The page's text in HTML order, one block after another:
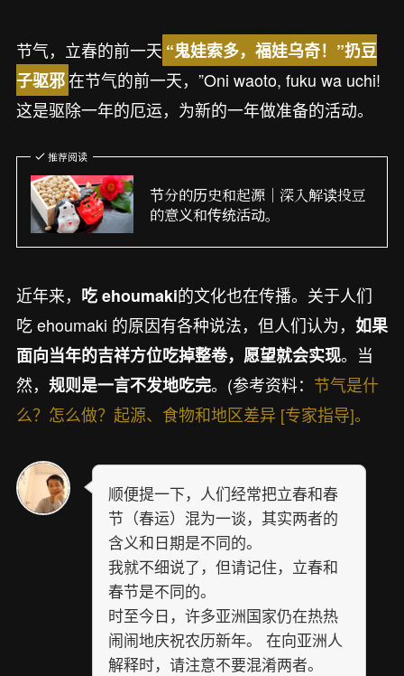
节气，立春的前一天 “鬼娃索多，福娃乌奇！”扔豆
子驱邪在节气的前一天，”Oni waoto, fuku wa uchi!
这是驱除一年的厄运，为新的一年做准备的活动。
推荐阅读
节分的历史和起源｜深入解读投豆
的意义和传统活动。
近年来， 吃 ehoumaki的文化也在传播。关于人们
吃 ehoumaki 的原因有各种说法，但人们认为， 如果
面向当年的吉祥方位吃掉整卷，愿望就会实现。当
然， 规则是一言不发地吃完。(参考资料： 节气是什
么？怎么做？起源、食物和地区差异 [专家指导]。
顺便提一下，人们经常把立春和春
节（春运）混为一谈，其实两者的
含义和日期是不同的。
我就不细说了，但请记住，立春和
春节是不同的。
时至今日，许多亚洲国家仍在热热
闹闹地庆祝农历新年。 在向亚洲人
解释时，请注意不要混淆两者。